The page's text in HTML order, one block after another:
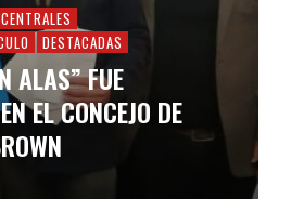
CENTRALES
DESTACADAS
ALAS” FUE
EL CONCEJO DE